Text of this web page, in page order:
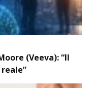
(Veeva): “Il